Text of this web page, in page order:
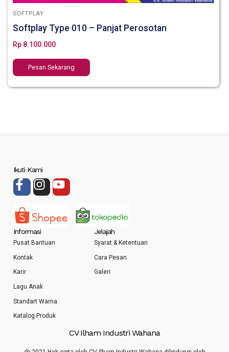
SOFTPLAY
Softplay Type 010 – Panjat Perosotan
Rp 8.100.000
Pesan Sekarang
CV Ilham Industri Wahana
Jelajah
Syarat & Ketentuan
Cara Pesan
Galeri
Informasi
Pusat Bantuan
Kontak
Karir
Lagu Anak
Standart Warna
Katalog Produk
Ikuti Kami